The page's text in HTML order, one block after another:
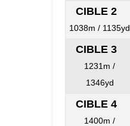
CIBLE 2
1038m / 1135yd
CIBLE 3
1231m /
1346yd
CIBLE 4
1400m /